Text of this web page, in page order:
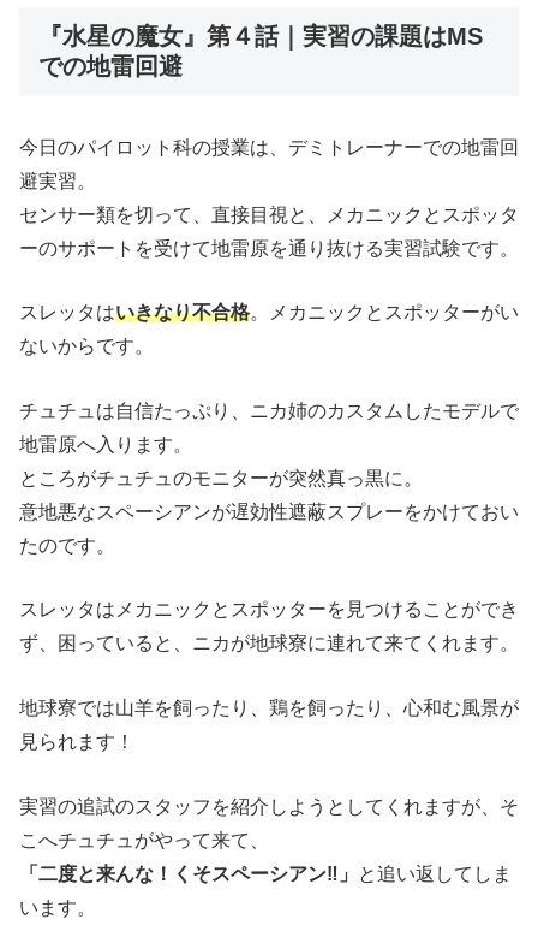
『水星の魔女』第４話｜実習の課題はMS
での地雷回避
今日のパイロット科の授業は、デミトレーナーでの地雷回
避実習。
センサー類を切って、直接目視と、メカニックとスポッタ
ーのサポートを受けて地雷原を通り抜ける実習試験です。
スレッタはいきなり不合格。メカニックとスポッターがい
ないからです。
チュチュは自信たっぷり、ニカ姉のカスタムしたモデルで
地雷原へ入ります。
ところがチュチュのモニターが突然真っ黒に。
意地悪なスペーシアンが遅効性遮蔽スプレーをかけておい
たのです。
スレッタはメカニックとスポッターを見つけることができ
ず、困っていると、ニカが地球寮に連れて来てくれます。
地球寮では山羊を飼ったり、鶏を飼ったり、心和む風景が
見られます！
実習の追試のスタッフを紹介しようとしてくれますが、そ
こへチュチュがやって来て、
「二度と来んな！くそスペーシアン‼」
と追い返してしま
います。